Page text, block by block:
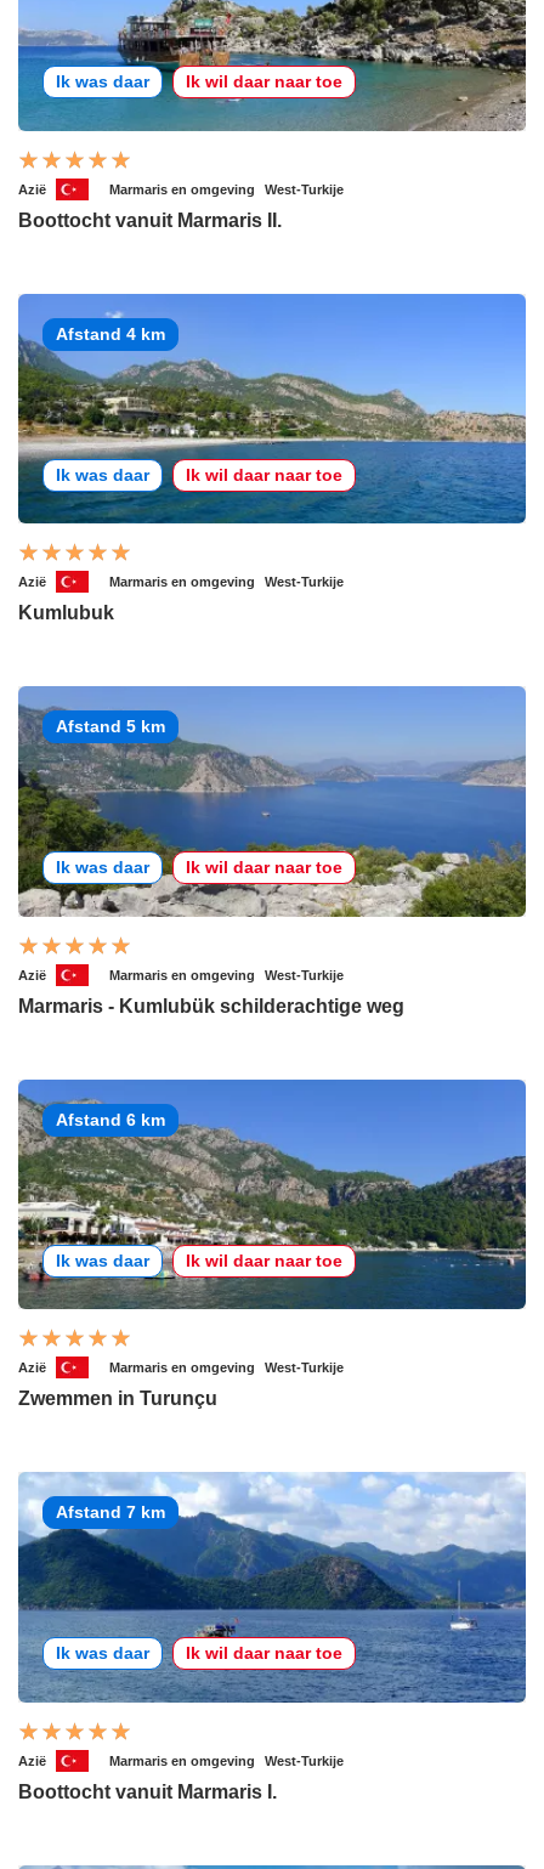
Ik was daar Ik wil daar naar toe
Azië Marmaris en omgeving West-Turkije
Boottocht vanuit Marmaris II.
Afstand 4 km
Ik was daar Ik wil daar naar toe
Azië Marmaris en omgeving West-Turkije
Kumlubuk
Afstand 5 km
Ik was daar Ik wil daar naar toe
Azië Marmaris en omgeving West-Turkije
Marmaris - Kumlubük schilderachtige weg
Afstand 6 km
Ik was daar Ik wil daar naar toe
Azië Marmaris en omgeving West-Turkije
Zwemmen in Turunçu
Afstand 7 km
Ik was daar Ik wil daar naar toe
Azië Marmaris en omgeving West-Turkije
Boottocht vanuit Marmaris I.